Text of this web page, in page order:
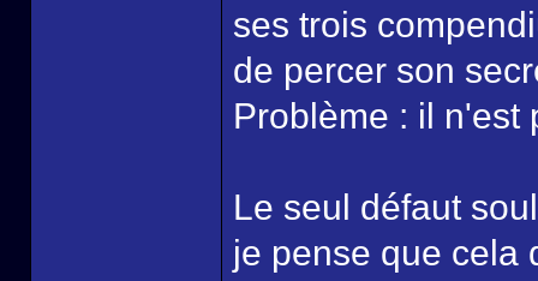
ses trois
de percer son
Problème : il n'est
Le seul défaut
je pense que cela